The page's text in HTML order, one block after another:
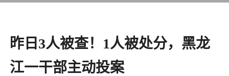
昨日3人被查！1人被处分，黑龙
江一干部主动投案